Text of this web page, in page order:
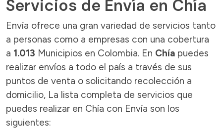
Servicios de Envía en Chía
Envía ofrece una gran variedad de servicios tanto
a personas como a empresas con una cobertura
a 1.013 Municipios en Colombia. En Chía puedes
realizar envíos a todo el país a través de sus
puntos de venta o solicitando recolección a
domicilio, La lista completa de servicios que
puedes realizar en Chía con Envía son los
siguientes: